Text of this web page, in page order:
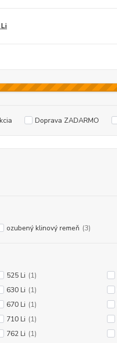
Doprava ZADARMO
ozubený klinový remeň (3)
525 Li (1)
630 Li (1)
670 Li (1)
710 Li (1)
762 Li (1)